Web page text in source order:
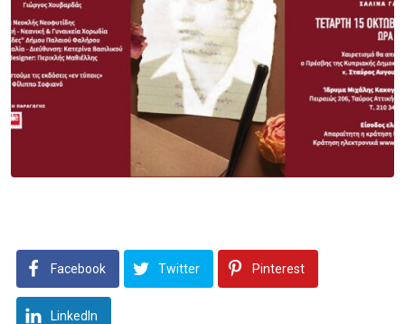
Facebook Twitter Pinterest
LinkedIn